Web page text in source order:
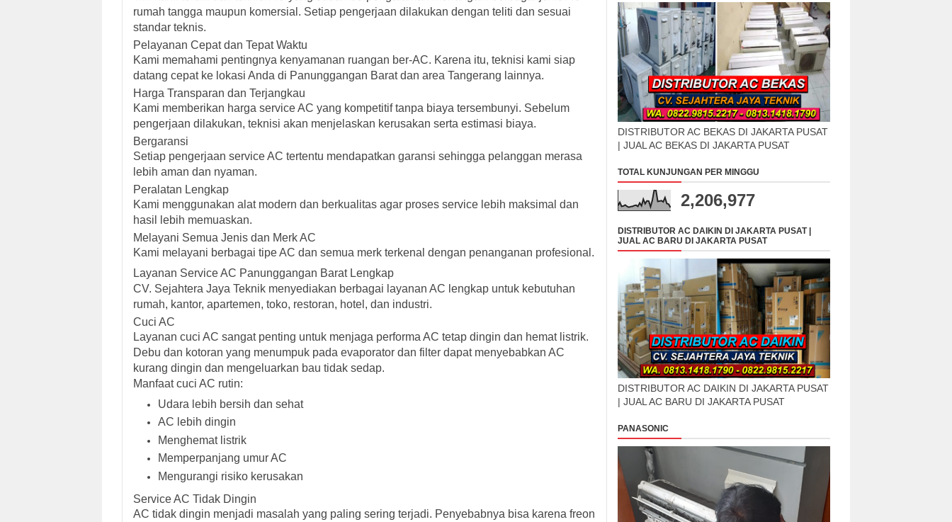
rumah tangga maupun komersial. Setiap pengerjaan dilakukan dengan teliti dan sesuai
standar teknis.
Pelayanan Cepat dan Tepat Waktu
Kami memahami pentingnya kenyamanan ruangan ber-AC. Karena itu, teknisi kami siap
datang cepat ke lokasi Anda di Panunggangan Barat dan area Tangerang lainnya.
Harga Transparan dan Terjangkau
Kami memberikan harga service AC yang kompetitif tanpa biaya tersembunyi. Sebelum
pengerjaan dilakukan, teknisi akan menjelaskan kerusakan serta estimasi biaya.
Bergaransi
Setiap pengerjaan service AC tertentu mendapatkan garansi sehingga pelanggan merasa
lebih aman dan nyaman.
Peralatan Lengkap
Kami menggunakan alat modern dan berkualitas agar proses service lebih maksimal dan
hasil lebih memuaskan.
Melayani Semua Jenis dan Merk AC
Kami melayani berbagai tipe AC dan semua merk terkenal dengan penanganan profesional.
Layanan Service AC Panunggangan Barat Lengkap
CV. Sejahtera Jaya Teknik menyediakan berbagai layanan AC lengkap untuk kebutuhan
rumah, kantor, apartemen, toko, restoran, hotel, dan industri.
Cuci AC
Layanan cuci AC sangat penting untuk menjaga performa AC tetap dingin dan hemat listrik.
Debu dan kotoran yang menumpuk pada evaporator dan filter dapat menyebabkan AC
kurang dingin dan mengeluarkan bau tidak sedap.
Manfaat cuci AC rutin:
Udara lebih bersih dan sehat
AC lebih dingin
Menghemat listrik
Memperpanjang umur AC
Mengurangi risiko kerusakan
Service AC Tidak Dingin
AC tidak dingin menjadi masalah yang paling sering terjadi. Penyebabnya bisa karena freon
DISTRIBUTOR AC BEKAS DI JAKARTA PUSAT
| JUAL AC BEKAS DI JAKARTA PUSAT
TOTAL KUNJUNGAN PER MINGGU
2,206,977
DISTRIBUTOR AC DAIKIN DI JAKARTA PUSAT |
JUAL AC BARU DI JAKARTA PUSAT
DISTRIBUTOR AC DAIKIN DI JAKARTA PUSAT
| JUAL AC BARU DI JAKARTA PUSAT
PANASONIC